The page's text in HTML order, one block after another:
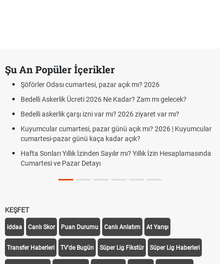
Şu An Popüler İçerikler
Şöförler Odası cumartesi, pazar açık mı? 2026
Bedelli Askerlik Ücreti 2026 Ne Kadar? Zam mı gelecek?
Bedelli askerlik çarşı izni var mı? 2026 ziyaret var mı?
Kuyumcular cumartesi, pazar günü açık mı? 2026 | Kuyumcular
cumartesi-pazar günü kaça kadar açık?
Hafta Sonları Yıllık İzinden Sayılır mı? Yıllık İzin Hesaplamasında
Cumartesi ve Pazar Detayı
KEŞFET
iddaa Canlı Skor Puan Durumu Canlı Anlatım At Yarışı
Transfer Haberleri TV'de Bugün Süper Lig Fikstür Süper Lig Haberleri